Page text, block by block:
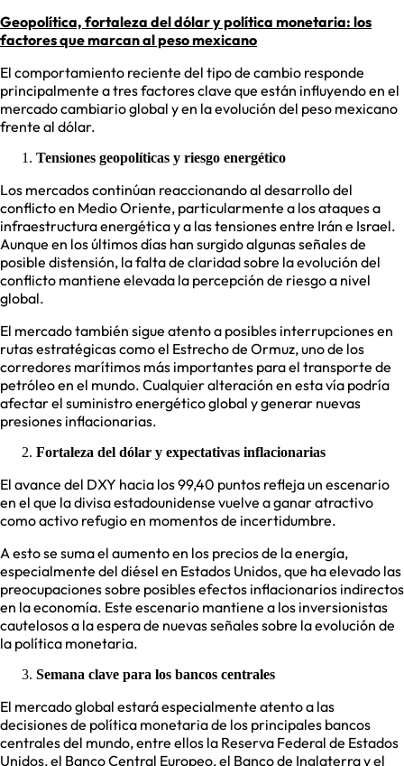
Geopolítica, fortaleza del dólar y política monetaria: los
factores que marcan al peso mexicano
El comportamiento reciente del tipo de cambio responde
principalmente a tres factores clave que están influyendo en el
mercado cambiario global y en la evolución del peso mexicano
frente al dólar.
Tensiones geopolíticas y riesgo energético
Los mercados continúan reaccionando al desarrollo del
conflicto en Medio Oriente, particularmente a los ataques a
infraestructura energética y a las tensiones entre Irán e Israel.
Aunque en los últimos días han surgido algunas señales de
posible distensión, la falta de claridad sobre la evolución del
conflicto mantiene elevada la percepción de riesgo a nivel
global.
El mercado también sigue atento a posibles interrupciones en
rutas estratégicas como el Estrecho de Ormuz, uno de los
corredores marítimos más importantes para el transporte de
petróleo en el mundo. Cualquier alteración en esta vía podría
afectar el suministro energético global y generar nuevas
presiones inflacionarias.
Fortaleza del dólar y expectativas inflacionarias
El avance del DXY hacia los 99,40 puntos refleja un escenario
en el que la divisa estadounidense vuelve a ganar atractivo
como activo refugio en momentos de incertidumbre.
A esto se suma el aumento en los precios de la energía,
especialmente del diésel en Estados Unidos, que ha elevado las
preocupaciones sobre posibles efectos inflacionarios indirectos
en la economía. Este escenario mantiene a los inversionistas
cautelosos a la espera de nuevas señales sobre la evolución de
la política monetaria.
Semana clave para los bancos centrales
El mercado global estará especialmente atento a las
decisiones de política monetaria de los principales bancos
centrales del mundo, entre ellos la Reserva Federal de Estados
Unidos, el Banco Central Europeo, el Banco de Inglaterra y el